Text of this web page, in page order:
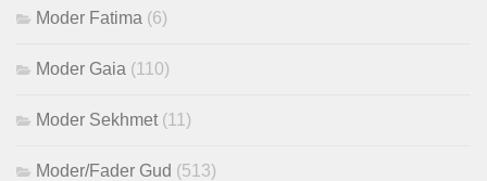
Moder Fatima (6)
Moder Gaia (110)
Moder Sekhmet (11)
Moder/Fader Gud (513)